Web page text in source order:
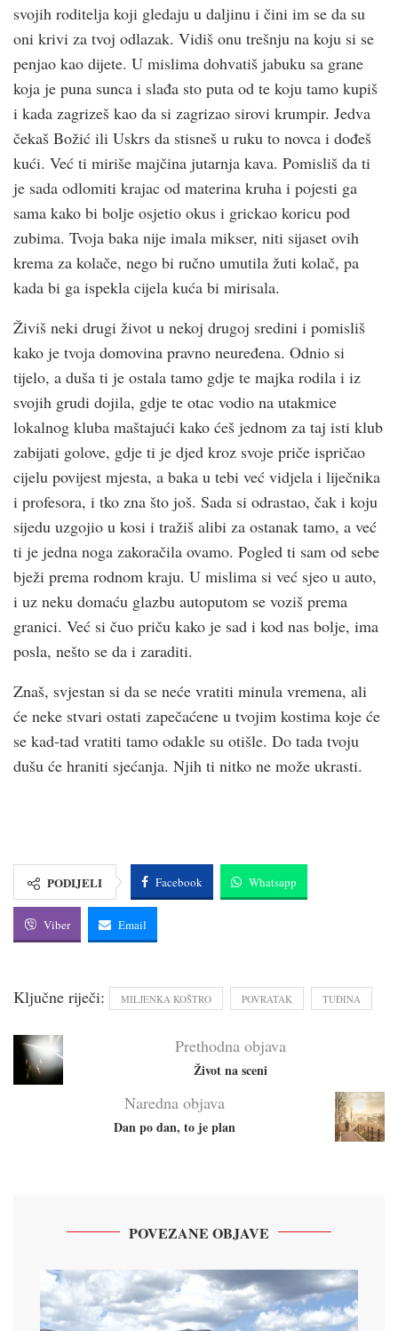
svojih roditelja koji gledaju u daljinu i čini im se da su
oni krivi za tvoj odlazak. Vidiš onu trešnju na koju si se
penjao kao dijete. U mislima dohvatiš jabuku sa grane
koja je puna sunca i slađa sto puta od te koju tamo kupiš
i kada zagrizeš kao da si zagrizao sirovi krumpir. Jedva
čekaš Božić ili Uskrs da stisneš u ruku to novca i dođeš
kući. Već ti miriše majčina jutarnja kava. Pomisliš da ti
je sada odlomiti krajac od materina kruha i pojesti ga
sama kako bi bolje osjetio okus i grickao koricu pod
zubima. Tvoja baka nije imala mikser, niti sijaset ovih
krema za kolače, nego bi ručno umutila žuti kolač, pa
kada bi ga ispekla cijela kuća bi mirisala.
Živiš neki drugi život u nekoj drugoj sredini i pomisliš
kako je tvoja domovina pravno neuređena. Odnio si
tijelo, a duša ti je ostala tamo gdje te majka rodila i iz
svojih grudi dojila, gdje te otac vodio na utakmice
lokalnog kluba maštajući kako ćeš jednom za taj isti klub
zabijati golove, gdje ti je djed kroz svoje priče ispričao
cijelu povijest mjesta, a baka u tebi već vidjela i liječnika
i profesora, i tko zna što još. Sada si odrastao, čak i koju
sijedu uzgojio u kosi i tražiš alibi za ostanak tamo, a već
ti je jedna noga zakoračila ovamo. Pogled ti sam od sebe
bježi prema rodnom kraju. U mislima si već sjeo u auto,
i uz neku domaću glazbu autoputom se voziš prema
granici. Već si čuo priču kako je sad i kod nas bolje, ima
posla, nešto se da i zaraditi.
Znaš, svjestan si da se neće vratiti minula vremena, ali
će neke stvari ostati zapečaćene u tvojim kostima koje će
se kad-tad vratiti tamo odakle su otišle. Do tada tvoju
dušu će hraniti sjećanja. Njih ti nitko ne može ukrasti.
PODIJELI Facebook Whatsapp
Viber Email
Ključne riječi: MILJENKA KOŠTRO POVRATAK TUĐINA
Prethodna objava
Život na sceni
Naredna objava
Dan po dan, to je plan
POVEZANE OBJAVE